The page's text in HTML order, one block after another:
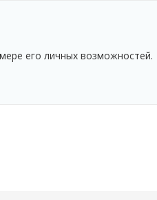
его личных возможностей.